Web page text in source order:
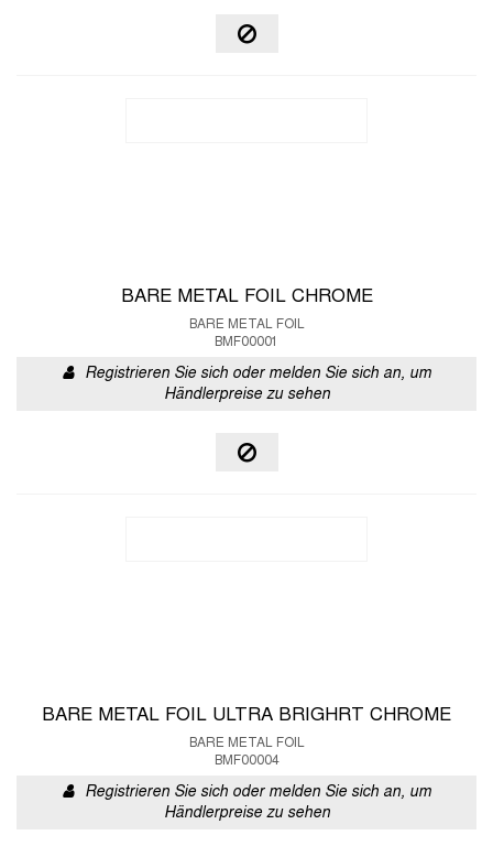
BARE METAL FOIL CHROME
BARE METAL FOIL
BMF00001
Registrieren Sie sich oder melden Sie sich an, um
Händlerpreise zu sehen
BARE METAL FOIL ULTRA BRIGHRT CHROME
BARE METAL FOIL
BMF00004
Registrieren Sie sich oder melden Sie sich an, um
Händlerpreise zu sehen